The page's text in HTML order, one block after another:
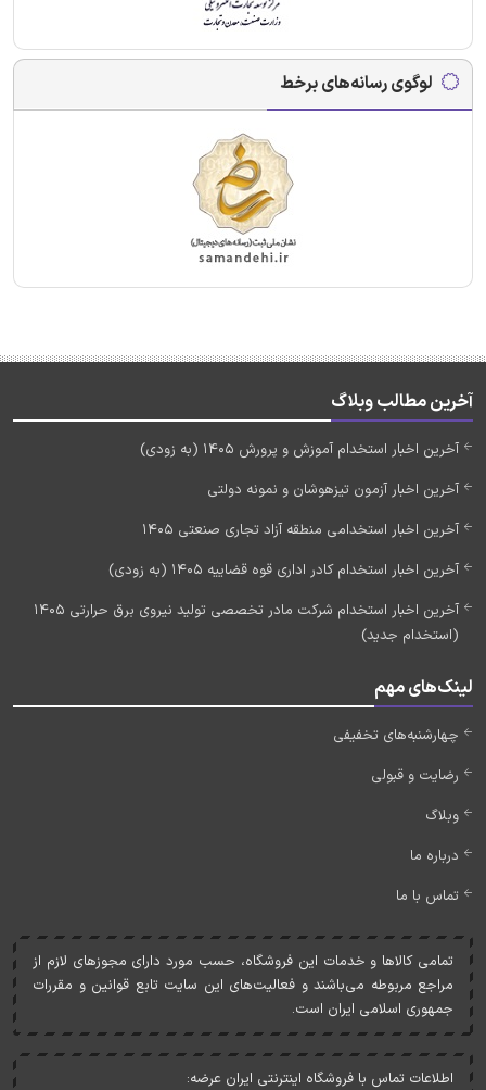
لوگوی رسانه‌های برخط
آخرین مطالب وبلاگ
آخرین اخبار استخدام آموزش و پرورش 1405 (به زودی)
آخرین اخبار آزمون تیزهوشان و نمونه دولتی
آخرین اخبار استخدامی منطقه آزاد تجاری صنعتی 1405
آخرین اخبار استخدام کادر اداری قوه قضاییه 1405 (به زودی)
آخرین اخبار استخدام شرکت مادر تخصصی تولید نیروی برق حرارتی 1405
(استخدام جدید)
لینک‌های مهم
چهارشنبه‌های تخفیفی
رضایت و قبولی
وبلاگ
درباره ما
تماس با ما
تمامی کالاها و خدمات اين فروشگاه، حسب مورد دارای مجوزهای لازم از
مراجع مربوطه می‌باشند و فعاليت‌های اين سايت تابع قوانين و مقررات
جمهوری اسلامی ايران است.
اطلاعات تماس با فروشگاه اینترنتی ایران عرضه: